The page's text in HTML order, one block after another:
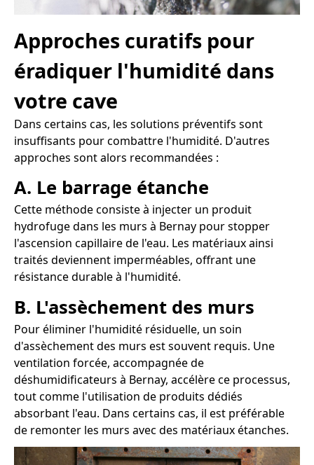
Approches curatifs pour
éradiquer l'humidité dans
votre cave
Dans certains cas, les solutions préventifs sont
insuffisants pour combattre l'humidité. D'autres
approches sont alors recommandées :
A. Le barrage étanche
Cette méthode consiste à injecter un produit
hydrofuge dans les murs à Bernay pour stopper
l'ascension capillaire de l'eau. Les matériaux ainsi
traités deviennent imperméables, offrant une
résistance durable à l'humidité.
B. L'assèchement des murs
Pour éliminer l'humidité résiduelle, un soin
d'assèchement des murs est souvent requis. Une
ventilation forcée, accompagnée de
déshumidificateurs à Bernay, accélère ce processus,
tout comme l'utilisation de produits dédiés
absorbant l'eau. Dans certains cas, il est préférable
de remonter les murs avec des matériaux étanches.